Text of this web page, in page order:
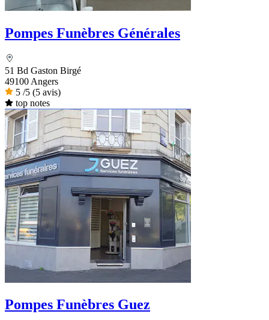
Pompes Funèbres Générales
51 Bd Gaston Birgé
49100 Angers
5 /5 (5 avis)
top notes
Pompes Funèbres Guez